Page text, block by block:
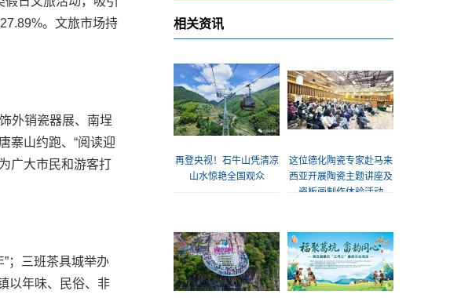
。 文旅市场持
外销瓷器展、南埕
寨山约跑、“阅读迎
广大市民和游客打
；三班茶具城举办
以年味、民俗、非
相关资讯
再登央视！石牛山凭清凉
山水惊艳全国观众
这位德化陶瓷专家赴马来
西亚开展陶瓷主题讲座及
瓷板画制作体验活动